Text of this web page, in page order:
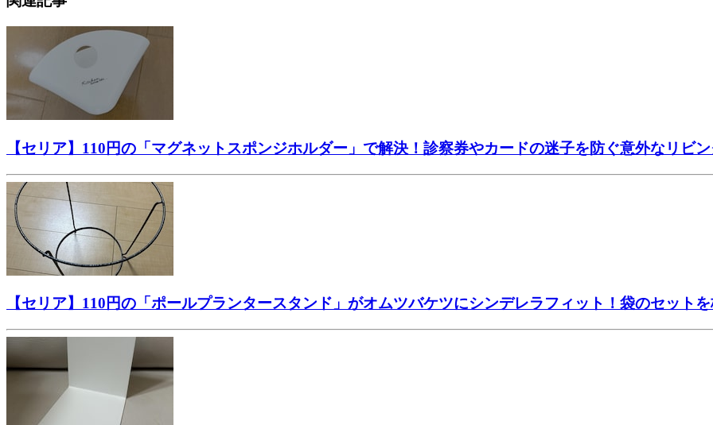
【セリア】110円の「マグネットスポンジホルダー」で解決！診察券やカードの迷子を防ぐ意外なリビ
【セリア】110円の「ポールプランタースタンド」がオムツバケツにシンデレラフィット！袋のセット